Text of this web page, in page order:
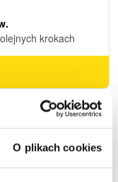
O plikach cookies
dnia roboczego!